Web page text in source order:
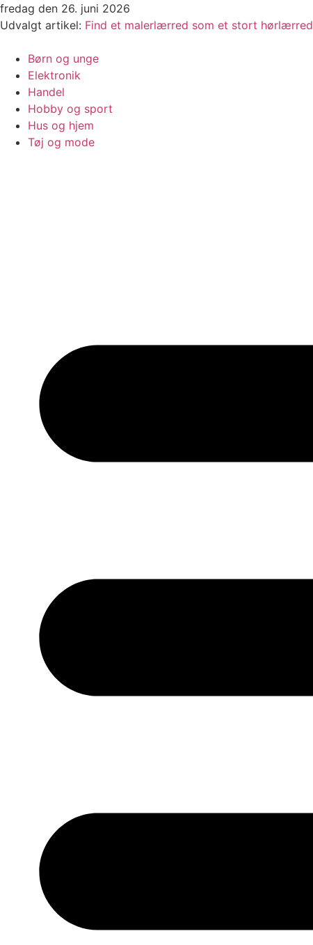
Videre
til
fredag den 26. juni 2026
Udvalgt artikel: Find et malerlærred som et stort hørlærred
Børn og unge
Elektronik
Handel
Hobby og sport
Hus og hjem
Tøj og mode